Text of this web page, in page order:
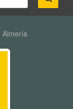
Almería